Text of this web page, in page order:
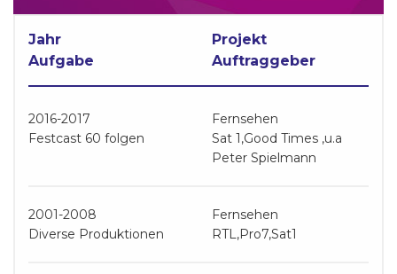
Jahr
Projekt
Aufgabe
Auftraggeber
2016-2017
Fernsehen
Festcast 60 folgen
Sat 1,Good Times ,u.a
Peter Spielmann
2001-2008
Fernsehen
Diverse Produktionen
RTL,Pro7,Sat1